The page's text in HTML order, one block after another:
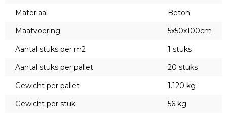
Materiaal
Beton
Maatvoering
5x50x100cm
Aantal stuks per m2
1 stuks
Aantal stuks per pallet
20 stuks
Gewicht per pallet
1.120 kg
Gewicht per stuk
56 kg